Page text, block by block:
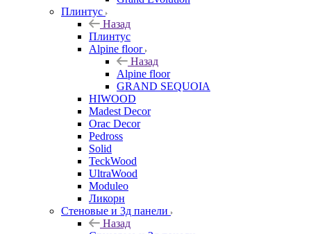
Плинтус
Назад
Плинтус
Alpine floor
Назад
Alpine floor
GRAND SEQUOIA
HIWOOD
Madest Decor
Orac Decor
Pedross
Solid
TeckWood
UltraWood
Moduleo
Ликорн
Стеновые и 3д панели
Назад